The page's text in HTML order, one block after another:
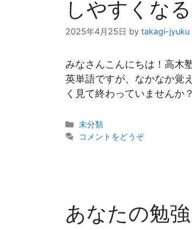
しやすくな
2025年4月25日 by takagi-jyuku
みなさんこんにちは！高木
英単語ですが、なかなか覚
く見て終わっていませんか
カ
テ
未分類
コメントをどうぞ
あなたの勉